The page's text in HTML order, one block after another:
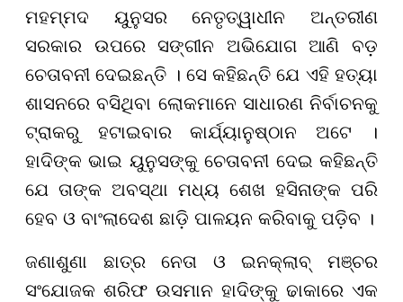
ମହମ୍ମଦ ୟୁନୁସର ନେତୃତ୍ୱାଧୀନ ଅନ୍ତରୀଣ
ସରକାର ଉପରେ ସଙ୍ଗୀନ ଅଭିଯୋଗ ଆଣି ବଡ଼
ଚେତାବନୀ ଦେଇଛନ୍ତି । ସେ କହିଛନ୍ତି ଯେ ଏହି ହତ୍ୟା
ଶାସନରେ ବସିଥିବା ଲୋକମାନେ ସାଧାରଣ ନିର୍ବାଚନକୁ
ଟ୍ରାକରୁ ହଟାଇବାର କାର୍ଯ୍ୟାନୁଷ୍ଠାନ ଅଟେ ।
ହାଦିଙ୍କ ଭାଇ ୟୁନୁସଙ୍କୁ ଚେତାବନୀ ଦେଇ କହିଛନ୍ତି
ଯେ ତାଙ୍କ ଅବସ୍ଥା ମଧ୍ୟ ଶେଖ ହସିନାଙ୍କ ପରି
ହେବ ଓ ବାଂଲାଦେଶ ଛାଡ଼ି ପାଳୟନ କରିବାକୁ ପଡ଼ିବ ।
ଜଣାଶୁଣା ଛାତ୍ର ନେତା ଓ ଇନକ୍ଲାବ୍ ମଞ୍ଚର
ସଂଯୋଜକ ଶରିଫ ଉସମାନ ହାଦିଙ୍କୁ ଢାକାରେ ଏକ